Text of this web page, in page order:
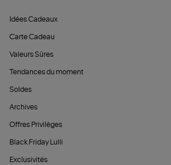
Idées Cadeaux
Carte Cadeau
Valeurs Sûres
Tendances du moment
Soldes
Archives
Offres Privilèges
Black Friday Lulli
Exclusivités